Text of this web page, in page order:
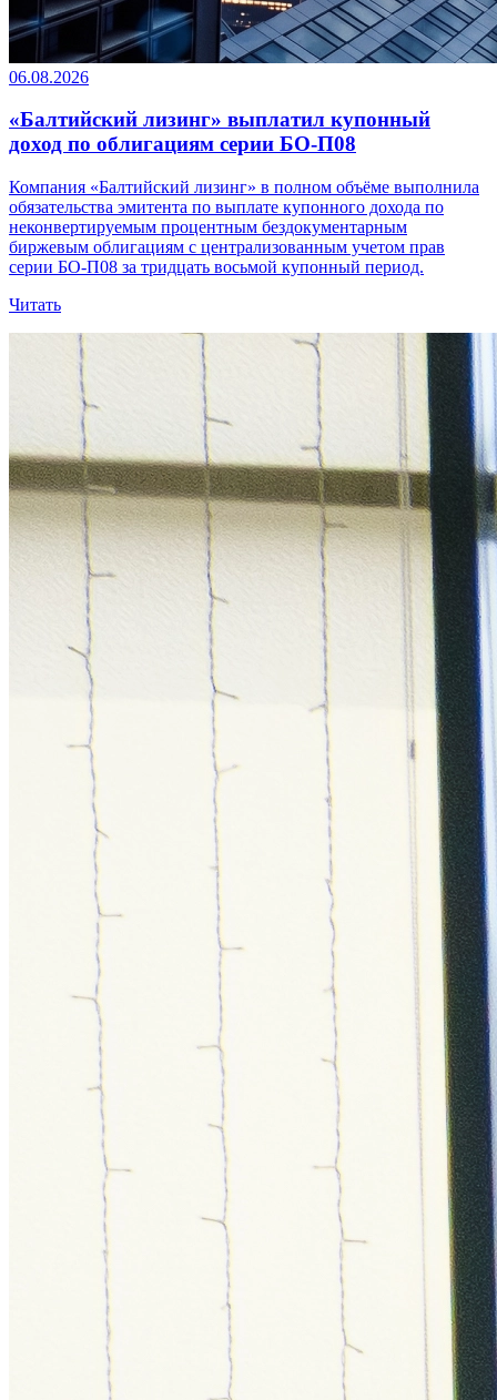
06.08.2026
«Балтийский лизинг» выплатил купонный
доход по облигациям серии БО-П08
Компания «Балтийский лизинг» в полном объёме выполнила
обязательства эмитента по выплате купонного дохода по
неконвертируемым процентным бездокументарным
биржевым облигациям с централизованным учетом прав
серии БО-П08 за тридцать восьмой купонный период.
Читать